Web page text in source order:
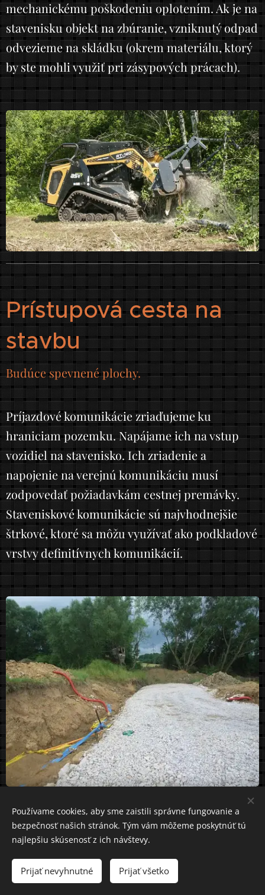
mechanickému poškodeniu oplotením. Ak je na
stavenisku objekt na zbúranie, vzniknutý odpad
odvezieme na skládku (okrem materiálu, ktorý
by ste mohli využiť pri zásypových prácach).
Prístupová cesta na
stavbu
Budúce spevnené plochy.
Príjazdové komunikácie zriaďujeme ku
hraniciam pozemku. Napájame ich na vstup
vozidiel na stavenisko. Ich zriadenie a
napojenie na verejnú komunikáciu musí
zodpovedať požiadavkám cestnej premávky.
Staveniskové komunikácie sú najvhodnejšie
štrkové, ktoré sa môžu využívať ako podkladové
vrstvy definitívnych komunikácií.
Prívod vody a
elektriny
Používame cookies, aby sme zaistili správne fungovanie a
bezpečnosť našich stránok. Tým vám môžeme poskytnúť tú
najlepšiu skúsenosť z ich návštevy.
Prijať nevyhnutné Prijať všetko